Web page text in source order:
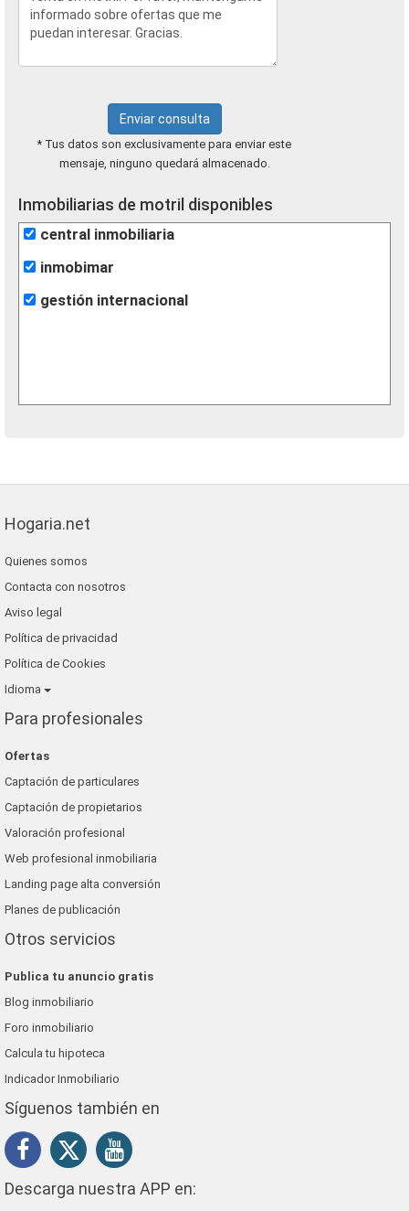
Enviar consulta
* Tus datos son exclusivamente para enviar este
mensaje, ninguno quedará almacenado.
Inmobiliarias de motril disponibles
central inmobiliaria
inmobimar
gestión internacional
Hogaria.net
Quienes somos
Contacta con nosotros
Aviso legal
Política de privacidad
Política de Cookies
Idioma
Para profesionales
Ofertas
Captación de particulares
Captación de propietarios
Valoración profesional
Web profesional inmobiliaria
Landing page alta conversión
Planes de publicación
Otros servicios
Publica tu anuncio gratis
Blog inmobiliario
Foro inmobiliario
Calcula tu hipoteca
Indicador Inmobiliario
Síguenos también en
Descarga nuestra APP en: